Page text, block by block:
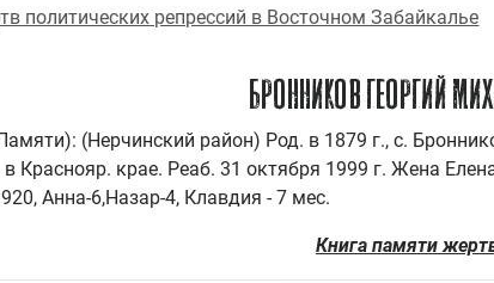
политических репрессий в Восточном Забайкалье
БРОННИКОВ ГЕОРГИЙ
(Нерчинский район) Род. в 1879 г., с.
в Краснояр. крае. Реаб. 31 октября 1999 г. Жена
Книга памяти